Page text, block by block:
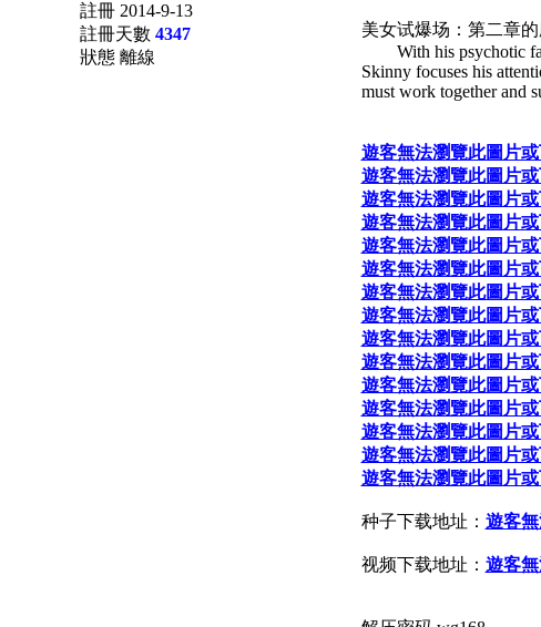
註冊 2014-9-13
註冊天數 4347
狀態 離線
美女试爆场：第二章的
With his psychotic
Skinny focuses his
must work together and
遊客無法瀏覽此圖片
遊客無法瀏覽此圖片
遊客無法瀏覽此圖片
遊客無法瀏覽此圖片
遊客無法瀏覽此圖片
遊客無法瀏覽此圖片
遊客無法瀏覽此圖片
遊客無法瀏覽此圖片
遊客無法瀏覽此圖片
遊客無法瀏覽此圖片
遊客無法瀏覽此圖片
遊客無法瀏覽此圖片
遊客無法瀏覽此圖片
遊客無法瀏覽此圖片
遊客無法瀏覽此圖片
种子下载地址： 遊客
视频下载地址： 遊客